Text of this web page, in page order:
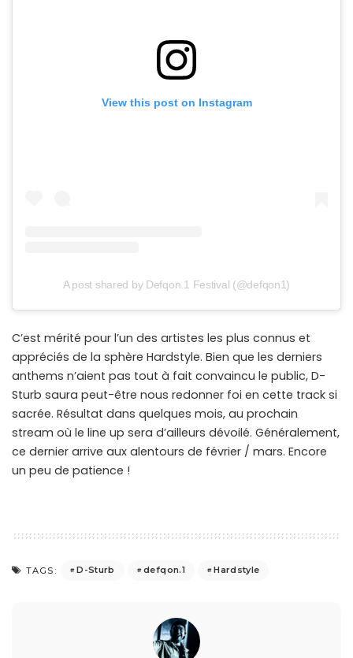
View this post on Instagram
A post shared by Defqon.1 Festival (@defqon1)
C’est mérité pour l’un des artistes les plus connus et
appréciés de la sphère Hardstyle. Bien que les derniers
anthems n’aient pas tout à fait convaincu le public, D-
Sturb saura peut-être nous redonner foi en cette track si
sacrée. Résultat dans quelques mois, au prochain
stream où le line up sera d’ailleurs dévoilé. Généralement,
ce dernier arrive aux alentours de février / mars. Encore
un peu de patience !
TAGS: D-Sturb defqon.1 Hardstyle